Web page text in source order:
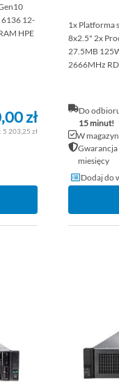
6136 12-
HPE
zł
5 203,25 zł
1x Platforma
8x2.5" 2x
27.5MB
2666MHz
Do
15 minut!
W
Gwarancja
miesięcy
Dodaj do